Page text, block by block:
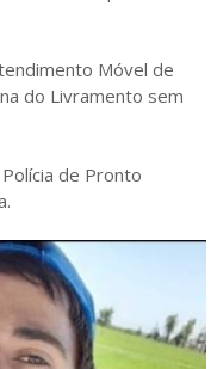
Móvel de
do Livramento sem
de Pronto